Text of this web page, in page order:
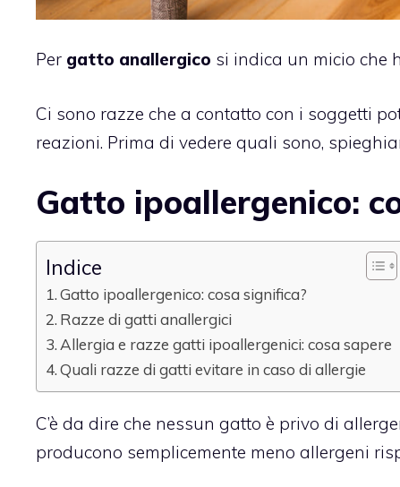
Per gatto anallergico si indica un micio che
Ci sono razze che a contatto con i soggetti
reazioni. Prima di vedere quali sono,
Gatto ipoallergenico:
Indice
Gatto ipoallergenico: cosa significa?
Razze di gatti anallergici
Allergia e razze gatti ipoallergenici: cosa sapere
Quali razze di gatti evitare in caso di allergie
C’è da dire che nessun gatto è privo di
producono semplicemente meno allergeni